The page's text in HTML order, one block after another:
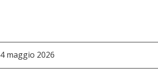
maggio 2026